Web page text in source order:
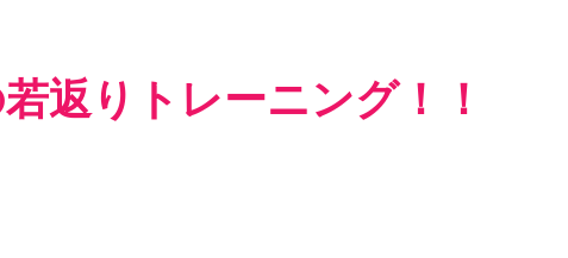
返りトレーニング！！